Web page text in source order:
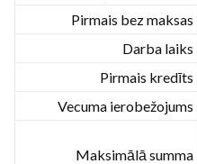
Pirmais bez maksas
Darba laiks
Pirmais kredīts
Vecuma ierobežojums
Maksimālā summa